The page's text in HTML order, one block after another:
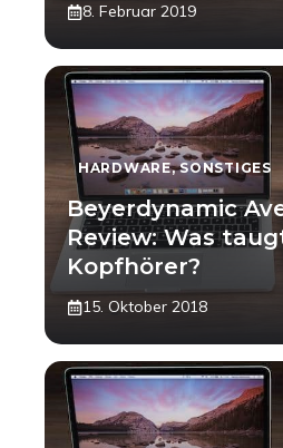
8. Februar 2019
HARDWARE,SONSTIGES
Beyerdynamic
Review: Was
Kopfhörer?
15. Oktober 2018